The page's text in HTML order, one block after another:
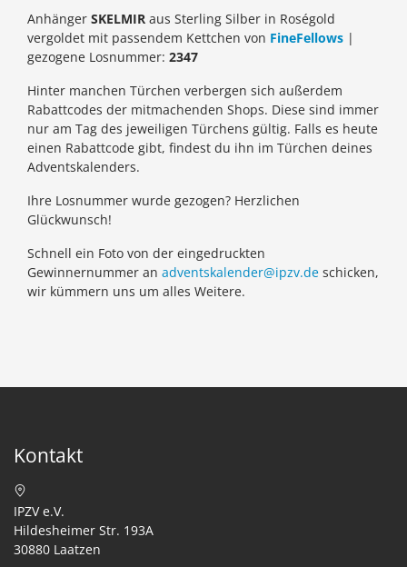
Anhänger SKELMIR aus Sterling Silber in Roségold
vergoldet mit passendem Kettchen von FineFellows |
gezogene Losnummer: 2347
Hinter manchen Türchen verbergen sich außerdem
Rabattcodes der mitmachenden Shops. Diese sind immer
nur am Tag des jeweiligen Türchens gültig. Falls es heute
einen Rabattcode gibt, findest du ihn im Türchen deines
Adventskalenders.
Ihre Losnummer wurde gezogen? Herzlichen
Glückwunsch!
Schnell ein Foto von der eingedruckten
Gewinnernummer an adventskalender@ipzv.de schicken,
wir kümmern uns um alles Weitere.
Kontakt
IPZV e.V.
Hildesheimer Str. 193A
30880 Laatzen